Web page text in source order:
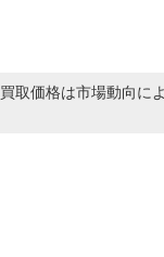
取価格は市場動向に